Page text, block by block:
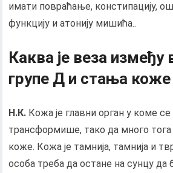
имати повраћање, констипацију,
функцију и атонију мишића..
Каква је веза између
групе Д и стања коже
Н.К. Кожа је главни орган у коме
трансформише, тако да много
коже. Кожа је тамнија, тамнија и
особа треба да остане на сунцу да